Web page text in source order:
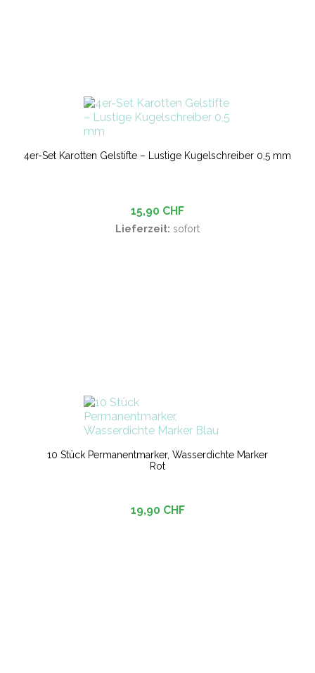
4er-Set Karotten Gelstifte – Lustige Kugelschreiber 0,5 mm
15,90 CHF
Lieferzeit: sofort
10 Stück Permanentmarker, Wasserdichte Marker
Rot
19,90 CHF